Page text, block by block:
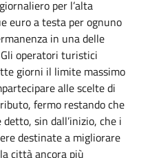
per l’alta
euro a testa per ognuno
in una delle
operatori turistici
giorni il limite massimo
alle scelte di
fermo restando che
sin dall’inizio, che i
destinate a migliorare
città ancora più